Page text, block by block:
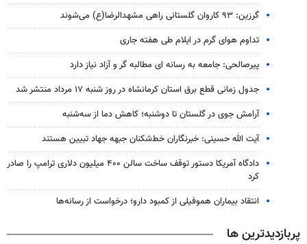
گرزین: ۹۳ کاروان گلستانی راهی مشهدالرضا(ع) می‌شوند
تداوم هوای گرم در ایلام طی هفته جاری
پیرصالحی: جامعه به رسانه ای مطالبه گر و آزاد نیاز دارد
جدول زمانی قطع برق استان کرمانشاه در روز شنبه ۱۷ مرداد منتشر شد
آرامش جوی در گلستان تا دوشنبه؛ کاهش دما از سه‌شنبه
آیت الله حسینی: خبرنگاران خط‌شکنان جبهه جهاد تبیین هستند
دادگاه آمریکا دستور توقف ساخت سالن ۴۰۰ میلیون دلاری ترامپ را صادر
کرد
انتقاد بیماران هموفیلی از کمبود دارو؛ درخواست از رسانه‌ها
پربازدیدترین ها